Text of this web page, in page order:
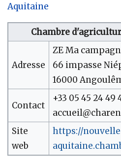
Aquitaine
Chambre
Adresse
ZE Ma
66 impasse
16000
Contact
+33 05 45 24 49
Site
web
https://